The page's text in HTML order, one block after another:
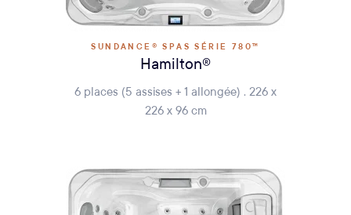
SUNDANCE® SPAS SÉRIE 780™
Hamilton®
6 places (5 assises + 1 allongée) . 226 x
226 x 96 cm